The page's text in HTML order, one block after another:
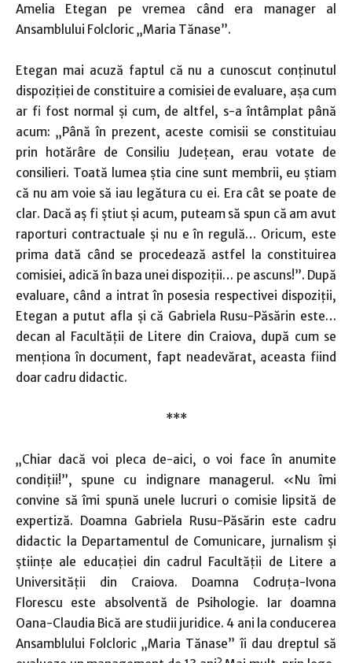
Amelia Etegan pe vremea când era manager al
Ansamblului Folcloric „Maria Tănase”.
Etegan mai acuză faptul că nu a cunoscut conţinutul
dispoziţiei de constituire a comisiei de evaluare, aşa cum
ar fi fost normal şi cum, de altfel, s-a întâmplat până
acum: „Până în prezent, aceste comisii se constituiau
prin hotărâre de Consiliu Judeţean, erau votate de
consilieri. Toată lumea ştia cine sunt membrii, eu ştiam
că nu am voie să iau legătura cu ei. Era cât se poate de
clar. Dacă aş fi ştiut şi acum, puteam să spun că am avut
raporturi contractuale şi nu e în regulă… Oricum, este
prima dată când se procedează astfel la constituirea
comisiei, adică în baza unei dispoziţii… pe ascuns!”. După
evaluare, când a intrat în posesia respectivei dispoziţii,
Etegan a putut afla şi că Gabriela Rusu-Păsărin este…
decan al Facultăţii de Litere din Craiova, după cum se
menţiona în document, fapt neadevărat, aceasta fiind
doar cadru didactic.
***
„Chiar dacă voi pleca de-aici, o voi face în anumite
condiţii!”, spune cu indignare managerul. «Nu îmi
convine să îmi spună unele lucruri o comisie lipsită de
expertiză. Doamna Gabriela Rusu-Păsărin este cadru
didactic la Departamentul de Comunicare, jurnalism şi
ştiinţe ale educaţiei din cadrul Facultăţii de Litere a
Universităţii din Craiova. Doamna Codruţa-Ivona
Florescu este absolventă de Psihologie. Iar doamna
Oana-Claudia Bică are studii juridice. 4 ani la conducerea
Ansamblului Folcloric „Maria Tănase” îi dau dreptul să